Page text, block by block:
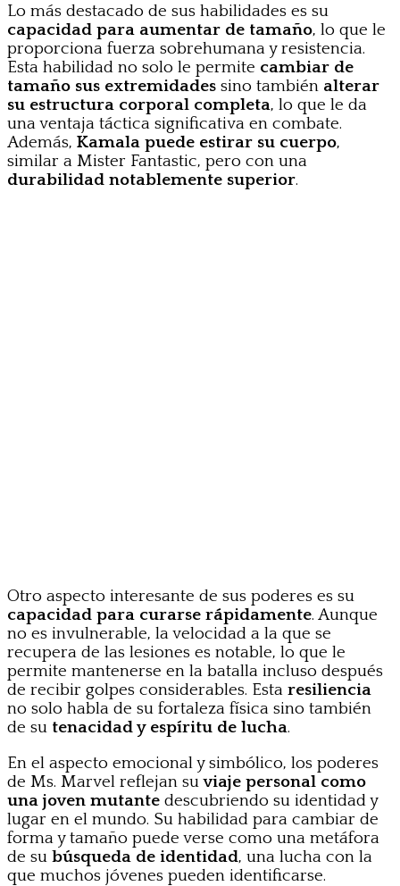
Lo más destacado de sus habilidades es su
capacidad para aumentar de tamaño, lo que le
proporciona fuerza sobrehumana y resistencia.
Esta habilidad no solo le permite cambiar de
tamaño sus extremidades sino también alterar
su estructura corporal completa, lo que le da
una ventaja táctica significativa en combate.
Además, Kamala puede estirar su cuerpo,
similar a Mister Fantastic, pero con una
durabilidad notablemente superior.
Otro aspecto interesante de sus poderes es su
capacidad para curarse rápidamente. Aunque
no es invulnerable, la velocidad a la que se
recupera de las lesiones es notable, lo que le
permite mantenerse en la batalla incluso después
de recibir golpes considerables. Esta resiliencia
no solo habla de su fortaleza física sino también
de su tenacidad y espíritu de lucha.
En el aspecto emocional y simbólico, los poderes
de Ms. Marvel reflejan suviaje personal como
una joven mutante descubriendo su identidad y
lugar en el mundo. Su habilidad para cambiar de
forma y tamaño puede verse como una metáfora
de su búsqueda de identidad, una lucha con la
que muchos jóvenes pueden identificarse.